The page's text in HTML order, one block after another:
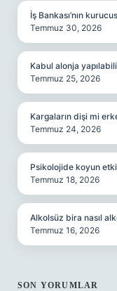
İş Bankası’nın
Temmuz 30, 2026
Kabul alonja
Temmuz 25, 2026
Kargaların dişi mi
Temmuz 24, 2026
Psikolojide koyun
Temmuz 18, 2026
Alkolsüz bira nasıl
Temmuz 16, 2026
SON YORUMLAR